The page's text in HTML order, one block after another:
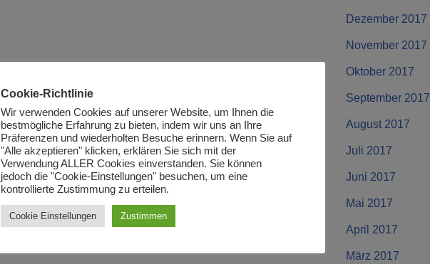
Dezember 2017
November 2017
Oktober 2017
September 2017
August 2017
Juli 2017
Juni 2017
Mai 2017
April 2017
März 2017
Cookie-Richtlinie
Wir verwenden Cookies auf unserer Website, um Ihnen die
bestmögliche Erfahrung zu bieten, indem wir uns an Ihre
Präferenzen und wiederholten Besuche erinnern. Wenn Sie auf
"Alle akzeptieren" klicken, erklären Sie sich mit der
Verwendung ALLER Cookies einverstanden. Sie können
jedoch die "Cookie-Einstellungen" besuchen, um eine
kontrollierte Zustimmung zu erteilen.
Cookie Einstellungen Zustimmen